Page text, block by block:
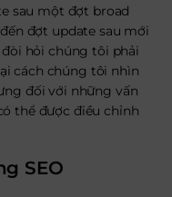
sau một đợt broad
đợt update sau mới
hỏi chúng tôi phải
cách chúng tôi nhìn
đối với những vấn
thể được điều chỉnh
SEO